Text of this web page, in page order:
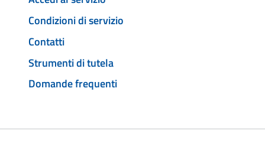
Condizioni di servizio
Contatti
Strumenti di tutela
Domande frequenti